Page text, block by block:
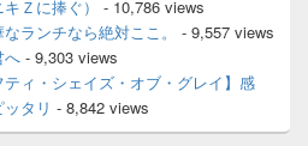
Ｚに捧ぐ）
- 10,786 views
ランチなら絶対ここ。
- 9,557 views
へ - 9,303 views
ィ・シェイズ・オブ・グレイ】感
タリ - 8,842 views